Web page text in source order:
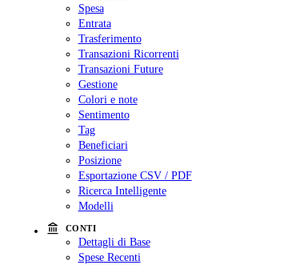
Spesa
Entrata
Trasferimento
Transazioni Ricorrenti
Transazioni Future
Gestione
Colori e note
Sentimento
Tag
Beneficiari
Posizione
Esportazione CSV / PDF
Ricerca Intelligente
Modelli
CONTI
Dettagli di Base
Spese Recenti